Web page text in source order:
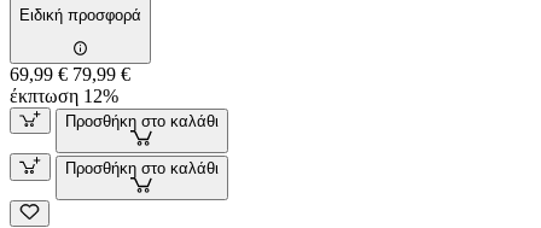
Ειδική προσφορά
69,99 € 79,99 €
έκπτωση 12%
Προσθήκη στο καλάθι
Προσθήκη στο καλάθι